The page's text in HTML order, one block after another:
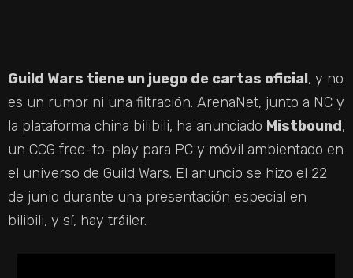
Guild Wars tiene un juego de cartas oficial, y no
es un rumor ni una filtración. ArenaNet, junto a NC y
la plataforma china bilibili, ha anunciado Mistbound,
un CCG free-to-play para PC y móvil ambientado en
el universo de Guild Wars. El anuncio se hizo el 22
de junio durante una presentación especial en
bilibili, y sí, hay tráiler.